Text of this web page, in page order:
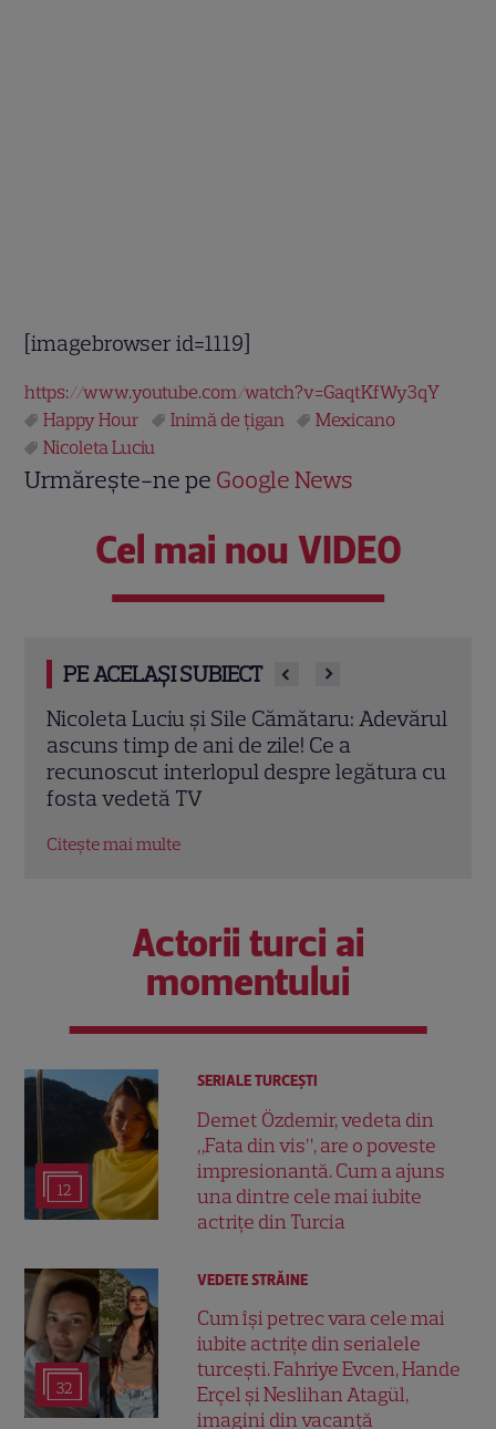
[imagebrowser id=1119]
https://www.youtube.com/watch?v=GaqtKfWy3qY
Happy Hour
Inimă de ţigan
Mexicano
Nicoleta Luciu
Urmărește-ne pe Google News
Cel mai nou VIDEO
PE ACELAȘI SUBIECT
Nicoleta Luciu, transformare
spectaculoasă la 45 de ani! Ce este
„ADN-ul de somon”, procedura care i-a
șters ridurile de pe chip
Citește mai multe
Actorii turci ai
momentului
12
SERIALE TURCEŞTI
Demet Özdemir, vedeta din
„Fata din vis”, are o poveste
impresionantă. Cum a ajuns
una dintre cele mai iubite
actrițe din Turcia
32
VEDETE STRĂINE
Cum își petrec vara cele mai
iubite actrițe din serialele
turcești. Fahriye Evcen, Hande
Erçel și Neslihan Atagül,
imagini din vacanță